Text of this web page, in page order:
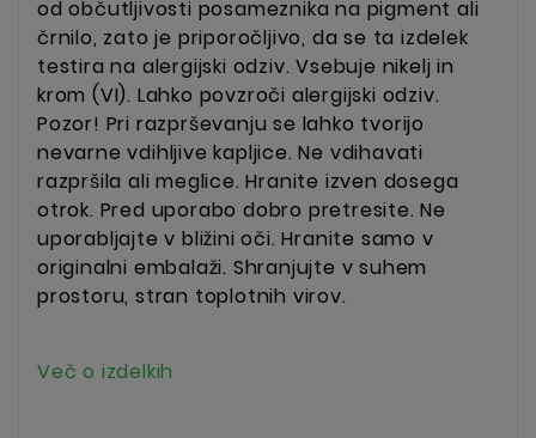
od občutljivosti posameznika na pigment ali
črnilo, zato je priporočljivo, da se ta izdelek
testira na alergijski odziv. Vsebuje nikelj in
krom (VI). Lahko povzroči alergijski odziv.
Pozor! Pri razprševanju se lahko tvorijo
nevarne vdihljive kapljice. Ne vdihavati
razpršila ali meglice. Hranite izven dosega
otrok. Pred uporabo dobro pretresite. Ne
uporabljajte v bližini oči. Hranite samo v
originalni embalaži. Shranjujte v suhem
prostoru, stran toplotnih virov.
Več o izdelkih